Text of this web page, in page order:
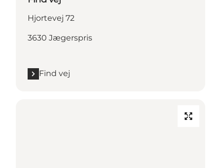
Hjortevej 72
3630 Jægerspris
Find vej